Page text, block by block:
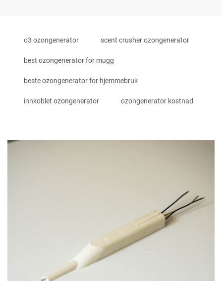
o3 ozongenerator scent crusher ozongenerator
best ozongenerator for mugg
beste ozongenerator for hjemmebruk
innkoblet ozongenerator ozongenerator kostnad